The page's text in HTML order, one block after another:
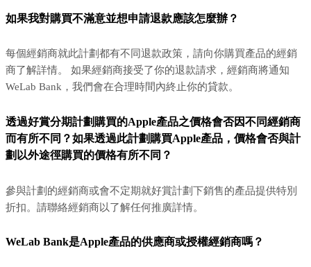
如果我對購買不滿意並想申請退款應該怎麼辦？
每個經銷商就此計劃都有不同退款政策，請向你購買產品的經銷
商了解詳情。 如果經銷商接受了你的退款請求，經銷商將通知
WeLab Bank，我們會在合理時間內終止你的貸款。
透過好賞分期計劃購買的Apple產品之價格會否因不同經銷商
而有所不同？如果透過此計劃購買Apple產品，價格會否與計
劃以外途徑購買的價格有所不同？
參與計劃的經銷商或會不定期就好賞計劃下銷售的產品提供特別
折扣。請聯絡經銷商以了解任何推廣詳情。
WeLab Bank是Apple產品的供應商或授權經銷商嗎？